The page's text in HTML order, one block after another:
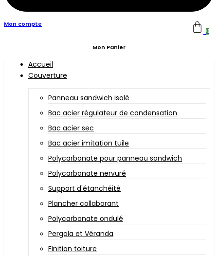
Mon compte
0
Mon Panier
Accueil
Couverture
Panneau sandwich isolé
Bac acier régulateur de condensation
Bac acier sec
Bac acier imitation tuile
Polycarbonate pour panneau sandwich
Polycarbonate nervuré
Support d'étanchéité
Plancher collaborant
Polycarbonate ondulé
Pergola et Véranda
Finition toiture